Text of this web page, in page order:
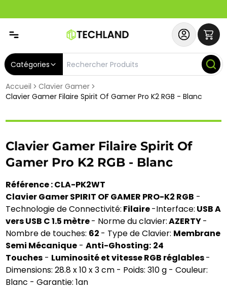
Catégories
Accueil
Clavier Gamer
Clavier Gamer Filaire Spirit Of Gamer Pro K2 RGB - Blanc
Clavier Gamer Filaire Spirit Of
Gamer Pro K2 RGB - Blanc
Référence : CLA-PK2WT
Clavier Gamer SPIRIT OF GAMER PRO-K2 RGB -
Technologie de Connectivité: Filaire-Interface: USB A
vers USB C 1.5 mètre- Norme du clavier:AZERTY-
Nombre de touches: 62 - Type de Clavier: Membrane
Semi Mécanique -Anti-Ghosting: 24
Touches - Luminosité et vitesse RGB réglables-
Dimensions: 28.8 x 10 x 3 cm - Poids: 310 g - Couleur:
Blanc - Garantie: 1an